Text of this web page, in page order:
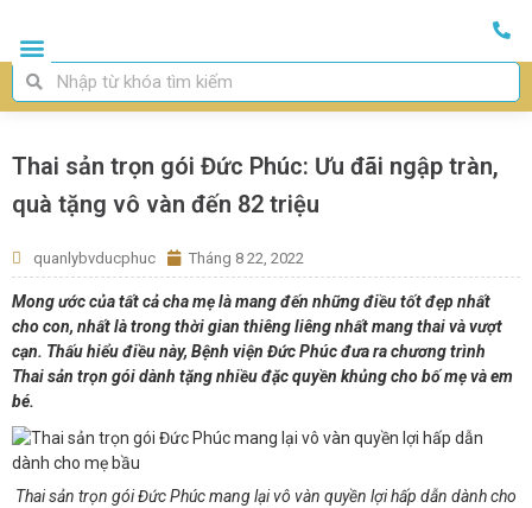
Thai sản trọn gói Đức Phúc: Ưu đãi ngập tràn,
quà tặng vô vàn đến 82 triệu
quanlybvducphuc Tháng 8 22, 2022
Mong ước của tất cả cha mẹ là mang đến những điều tốt đẹp nhất
cho con, nhất là trong thời gian thiêng liêng nhất mang thai và vượt
cạn. Thấu hiểu điều này, Bệnh viện Đức Phúc đưa ra chương trình
Thai sản trọn gói dành tặng nhiều đặc quyền khủng cho bố mẹ và em
bé.
Thai sản trọn gói Đức Phúc mang lại vô vàn quyền lợi hấp dẫn dành cho